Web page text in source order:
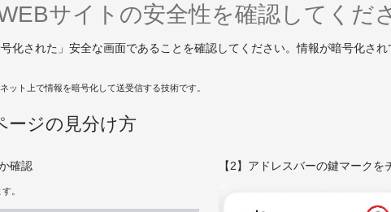
サイトの安全性を確認してくだ
化された」安全な画面であることを確認してください。情報が暗号化さ
ット上で情報を暗号化して送受信する技術です。
ージの見分け方
確認
。
【2】アドレスバーの鍵マークを